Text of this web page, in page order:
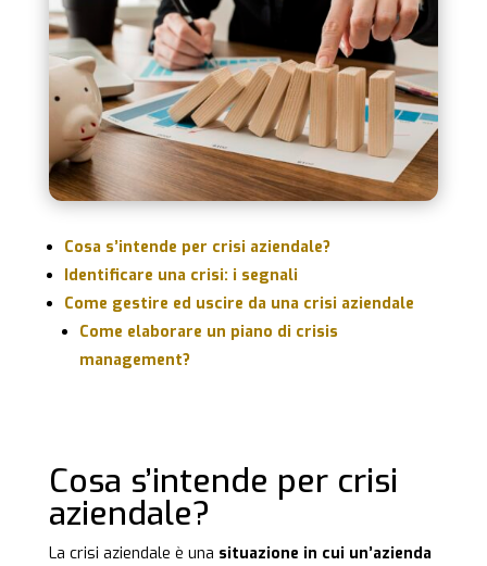
Cosa s’intende per crisi aziendale?
Identificare una crisi: i segnali
Come gestire ed uscire da una crisi aziendale
Come elaborare un piano di crisis
management?
Cosa s’intende per crisi
aziendale?
La crisi aziendale è una situazione in cui un’azienda